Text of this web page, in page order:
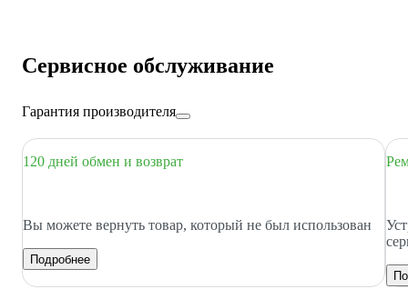
Сервисное обслуживание
Гарантия производителя
120 дней обмен и возврат
Вы можете вернуть товар, который не был использован
Подробнее